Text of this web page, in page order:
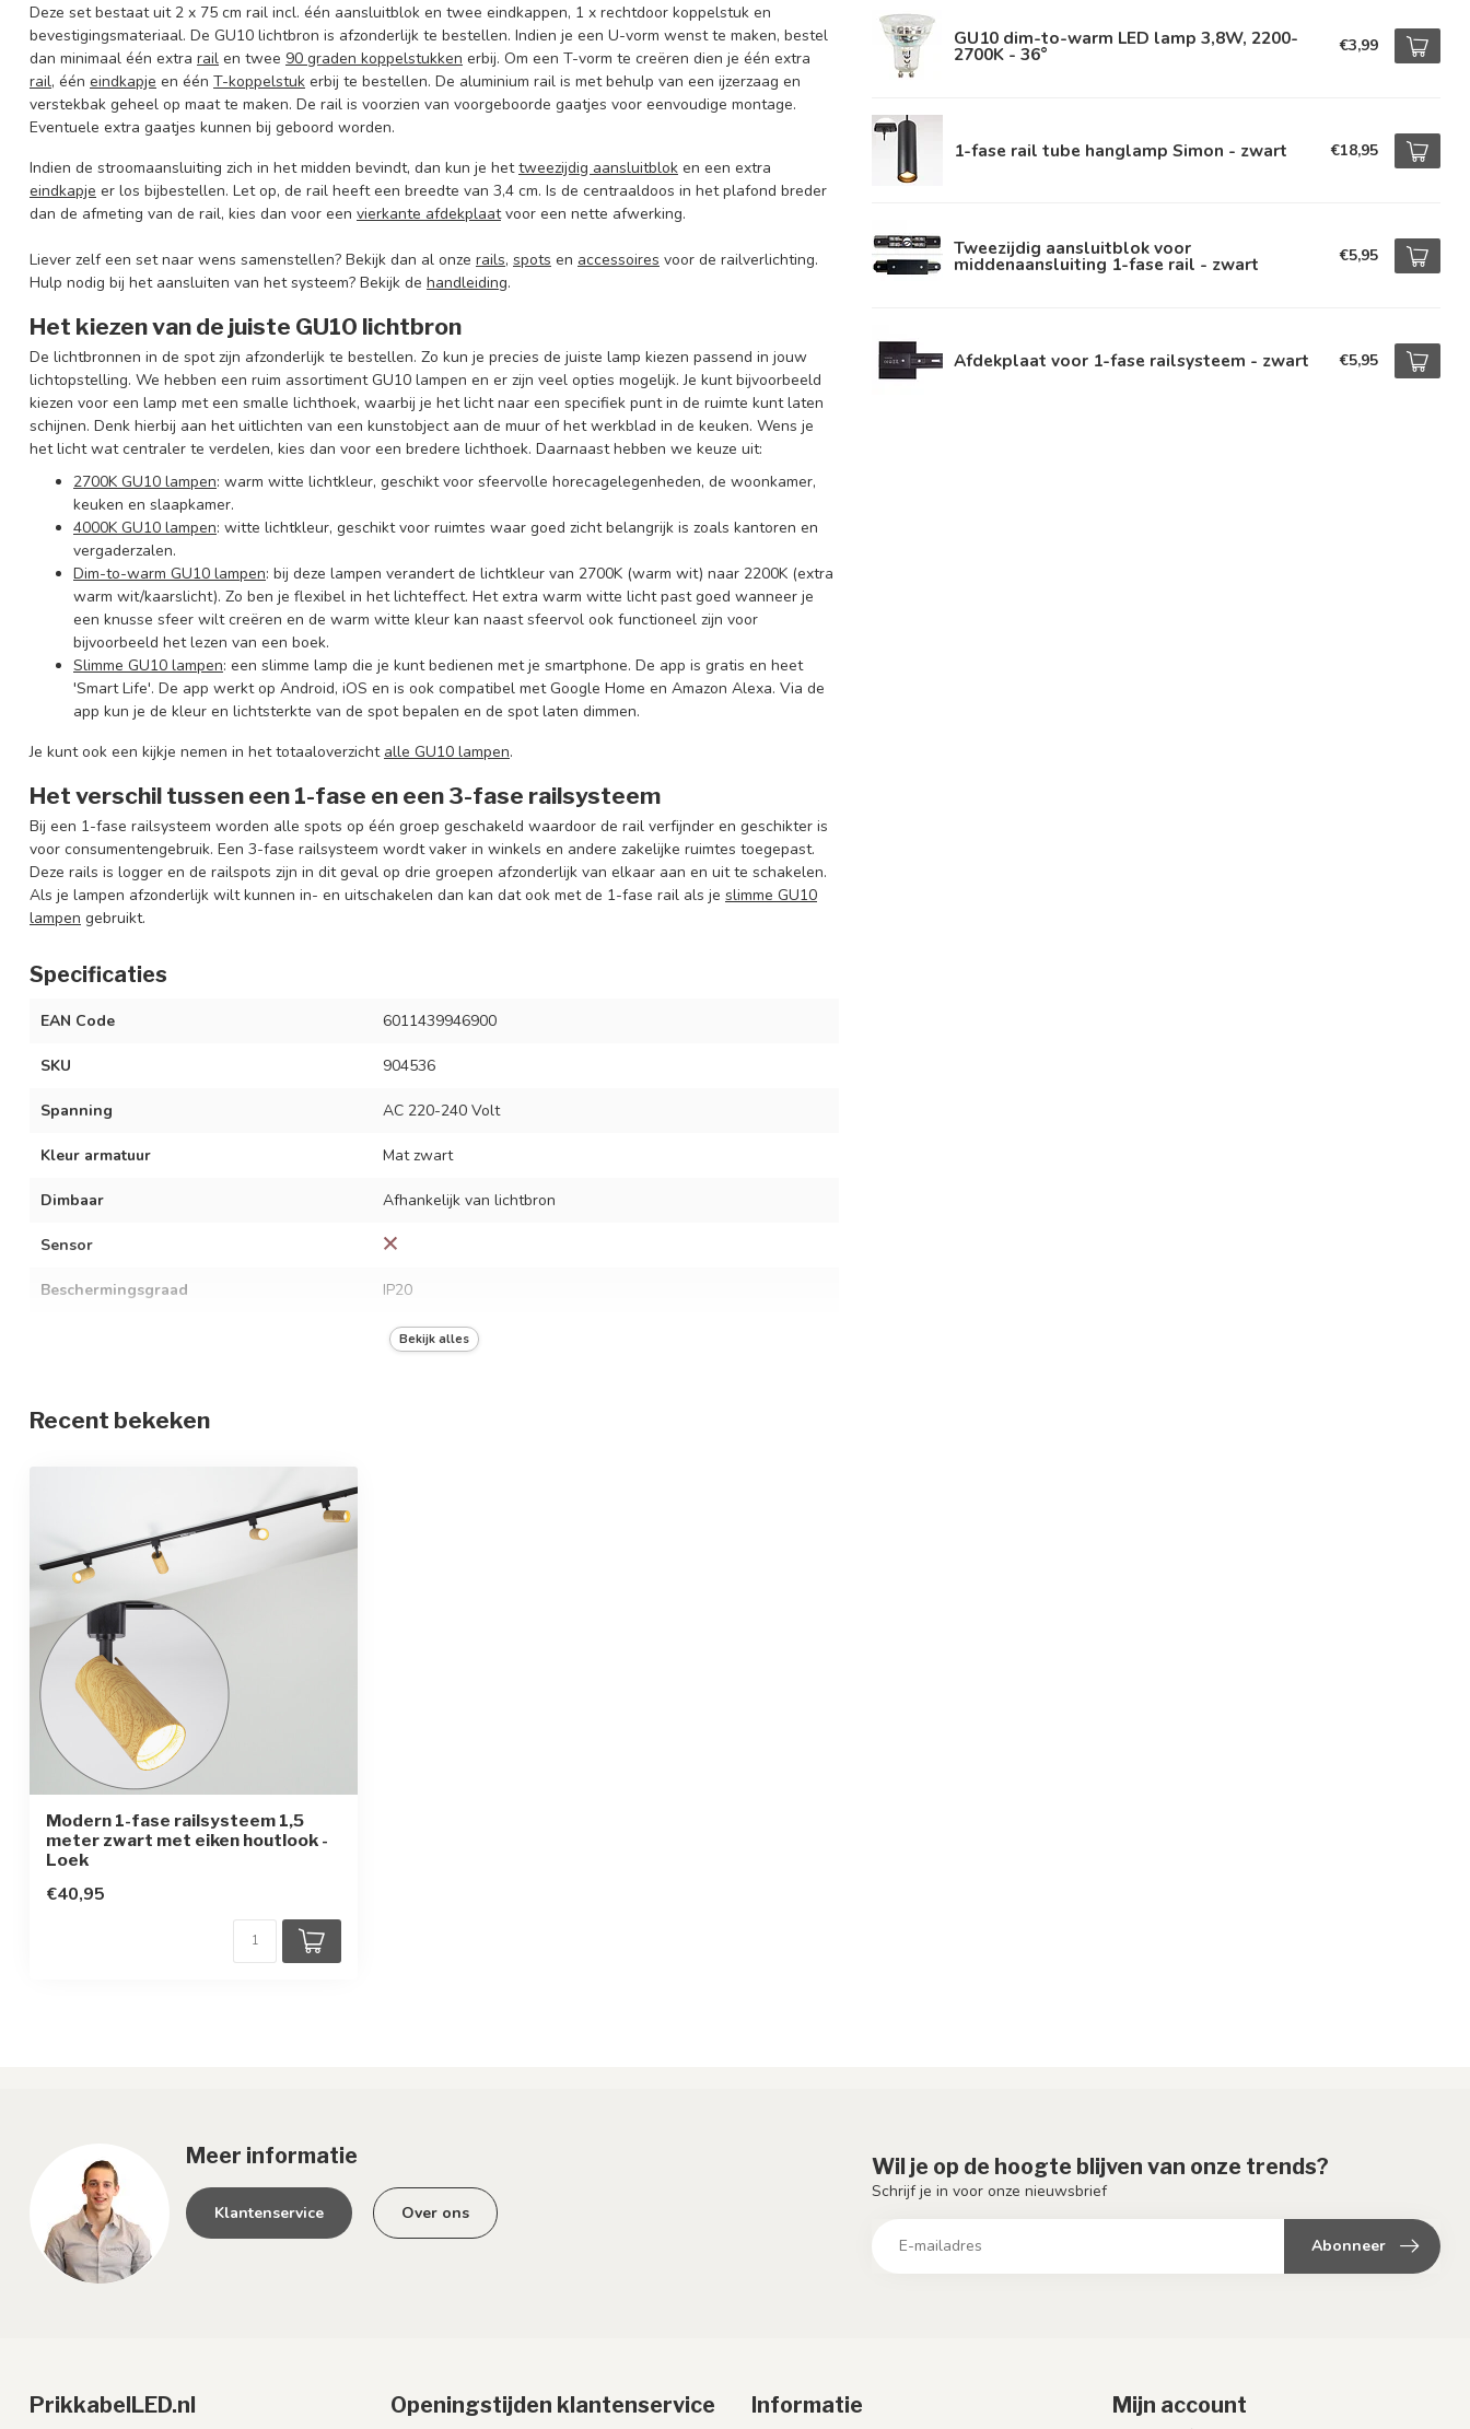
Deze set bestaat uit 2 x 75 cm rail incl. één aansluitblok en twee eindkappen, 1 x rechtdoor koppelstuk en
bevestigingsmateriaal. De GU10 lichtbron is afzonderlijk te bestellen. Indien je een U-vorm wenst te maken, bestel
dan minimaal één extra rail en twee 90 graden koppelstukken erbij. Om een T-vorm te creëren dien je één extra
rail, één eindkapje en één T-koppelstuk erbij te bestellen. De aluminium rail is met behulp van een ijzerzaag en
verstekbak geheel op maat te maken. De rail is voorzien van voorgeboorde gaatjes voor eenvoudige montage.
Eventuele extra gaatjes kunnen bij geboord worden.
Indien de stroomaansluiting zich in het midden bevindt, dan kun je hettweezijdig aansluitblok en een extra
eindkapje er los bijbestellen. Let op, de rail heeft een breedte van 3,4 cm. Is de centraaldoos in het plafond breder
dan de afmeting van de rail, kies dan voor een vierkante afdekplaatvoor een nette afwerking.
Liever zelf een set naar wens samenstellen? Bekijk dan al onze rails, spots en accessoires voor de railverlichting.
Hulp nodig bij het aansluiten van het systeem? Bekijk de handleiding.
Het kiezen van de juiste GU10 lichtbron
De lichtbronnen in de spot zijn afzonderlijk te bestellen. Zo kun je precies de juiste lamp kiezen passend in jouw
lichtopstelling. We hebben een ruim assortiment GU10 lampen en er zijn veel opties mogelijk. Je kunt bijvoorbeeld
kiezen voor een lamp met een smalle lichthoek, waarbij je het licht naar een specifiek punt in de ruimte kunt laten
schijnen. Denk hierbij aan het uitlichten van een kunstobject aan de muur of het werkblad in de keuken. Wens je
het licht wat centraler te verdelen, kies dan voor een bredere lichthoek. Daarnaast hebben we keuze uit:
2700K GU10 lampen: warm witte lichtkleur, geschikt voor sfeervolle horecagelegenheden, de woonkamer,
keuken en slaapkamer.
4000K GU10 lampen: witte lichtkleur, geschikt voor ruimtes waar goed zicht belangrijk is zoals kantoren en
vergaderzalen.
Dim-to-warm GU10 lampen: bij deze lampen verandert de lichtkleur van 2700K (warm wit) naar 2200K (extra
warm wit/kaarslicht). Zo ben je flexibel in het lichteffect. Het extra warm witte licht past goed wanneer je
een knusse sfeer wilt creëren en de warm witte kleur kan naast sfeervol ook functioneel zijn voor
bijvoorbeeld het lezen van een boek.
Slimme GU10 lampen: een slimme lamp die je kunt bedienen met je smartphone. De app is gratis en heet
'Smart Life'. De app werkt op Android, iOS en is ook compatibel met Google Home en Amazon Alexa. Via de
app kun je de kleur en lichtsterkte van de spot bepalen en de spot laten dimmen.
Je kunt ook een kijkje nemen in het totaaloverzicht alle GU10 lampen.
Het verschil tussen een 1-fase en een 3-fase railsysteem
Bij een 1-fase railsysteem worden alle spots op één groep geschakeld waardoor de rail verfijnder en geschikter is
voor consumentengebruik. Een 3-fase railsysteem wordt vaker in winkels en andere zakelijke ruimtes toegepast.
Deze rails is logger en de railspots zijn in dit geval op drie groepen afzonderlijk van elkaar aan en uit te schakelen.
Als je lampen afzonderlijk wilt kunnen in- en uitschakelen dan kan dat ook met de 1-fase rail als je slimme GU10
lampen gebruikt.
Specificaties
EAN Code 6011439946900
SKU 904536
Spanning AC 220-240 Volt
Kleur armatuur Mat zwart
Dimbaar Afhankelijk van lichtbron
Sensor
Beschermingsgraad IP20
Aluminium
Bekijk alles
GU10 dim-to-warm LED lamp 3,8W, 2200-
2700K - 36° €3,99
1-fase rail tube hanglamp Simon - zwart €18,95
Tweezijdig aansluitblok voor
middenaansluiting 1-fase rail - zwart €5,95
Afdekplaat voor 1-fase railsysteem - zwart €5,95
Recent bekeken
Modern 1-fase railsysteem 1,5
meter zwart met eiken houtlook -
Loek
€40,95
Meer informatie
Klantenservice Over ons
Wil je op de hoogte blijven van onze trends?
Schrijf je in voor onze nieuwsbrief
Abonneer
PrikkabelLED.nl Openingstijden klantenservice Informatie Mijn account